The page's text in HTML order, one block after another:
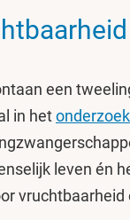
een
in hetonderzoek
leven én